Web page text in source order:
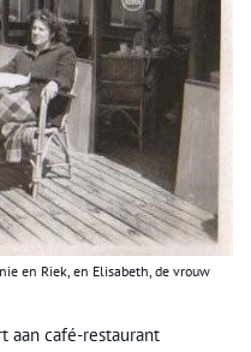
en Riek, en Elisabeth, de vrouw
aan café-restaurant